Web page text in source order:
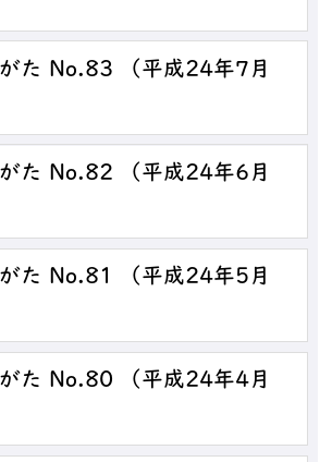
た No.83 （平成24年7月
た No.82 （平成24年6月
た No.81 （平成24年5月
た No.80 （平成24年4月